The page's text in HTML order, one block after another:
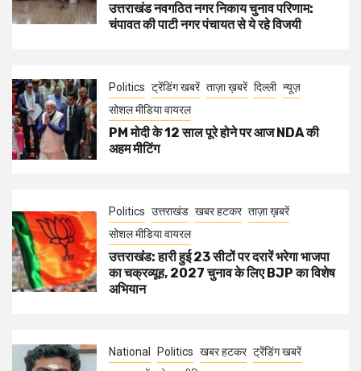
उत्तराखंड नवगठित नगर निकाय चुनाव परिणाम:
चंपावत की पाटी नगर पंचायत से ये रहे विजयी
Politics ट्रेंडिंग खबरें ताज़ा ख़बरें दिल्ली न्यूज़
सोशल मीडिया वायरल
PM मोदी के 12 साल पूरे होने पर आज NDA की
अहम मीटिंग
Politics उत्तराखंड खबर हटकर ताज़ा ख़बरें
सोशल मीडिया वायरल
उत्तराखंंड: हारी हुई 23 सीटों पर दरारें भरेगा भाजपा
का चक्रव्यूह, 2027 चुनाव के लिए BJP का विशेष
अभियान
National Politics खबर हटकर ट्रेंडिंग खबरें